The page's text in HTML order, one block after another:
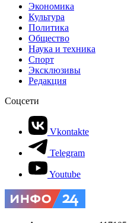
Экономика
Культура
Политика
Общество
Наука и техника
Спорт
Эксклюзивы
Редакция
Соцсети
Vkontakte
Telegram
Youtube